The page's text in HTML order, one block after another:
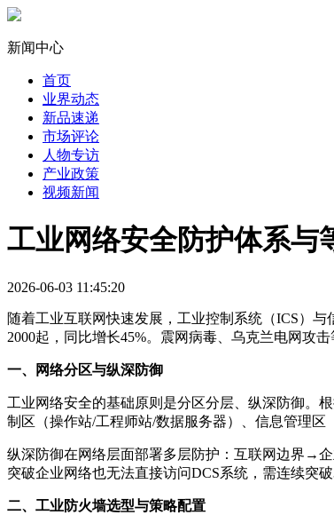
新闻中心
首页
业界动态
新品速递
市场评论
人物专访
产业政策
视频新闻
工业网络安全防护体系与
2026-06-03 11:45:20
随着工业互联网快速发展，工业控制系统（ICS）
2000起，同比增长45%。震网病毒、乌克兰电网攻
一、网络分区与纵深防御
工业网络安全的基础原则是分区分层、纵深防御。
制区（操作站/工程师站/数据服务器）、信息管理区
纵深防御在网络层面部署多层防护：互联网边界→
突破企业网络也无法直接访问DCS系统，需连续突
二、工业防火墙选型与策略配置